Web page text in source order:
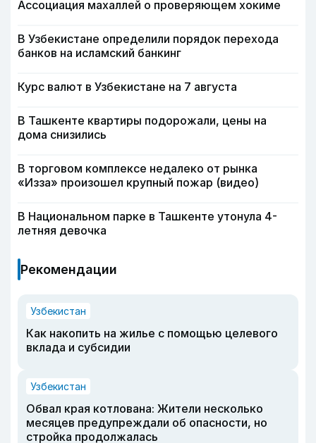
Ассоциация махаллей о проверяющем хокиме
В Узбекистане определили порядок перехода
банков на исламский банкинг
Курс валют в Узбекистане на 7 августа
В Ташкенте квартиры подорожали, цены на
дома снизились
В торговом комплексе недалеко от рынка
«Изза» произошел крупный пожар (видео)
В Национальном парке в Ташкенте утонула 4-
летняя девочка
Рекомендации
Узбекистан
Как накопить на жилье с помощью целевого
вклада и субсидии
Узбекистан
Обвал края котлована: Жители несколько
месяцев предупреждали об опасности, но
стройка продолжалась